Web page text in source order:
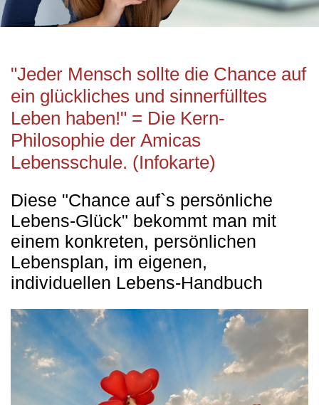
"Jeder Mensch sollte die Chance auf
ein glückliches und sinnerfülltes
Leben haben!" = Die Kern-
Philosophie der Amicas
Lebensschule. (Infokarte)
Diese "Chance auf`s persönliche
Lebens-Glück" bekommt man mit
einem konkreten, persönlichen
Lebensplan, im eigenen,
individuellen Lebens-Handbuch